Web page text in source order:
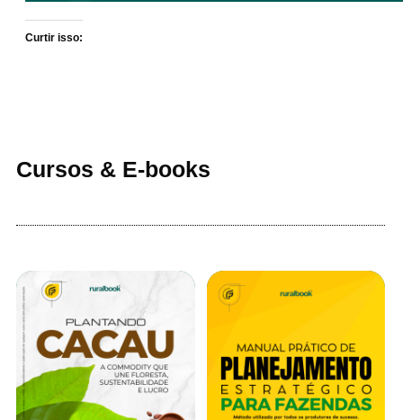
Curtir isso:
Cursos & E-books